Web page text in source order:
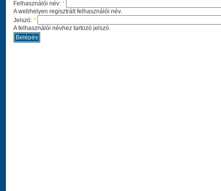
Felhasználói név: *
A webhelyen regisztrált felhasználói név.
Jelszó: *
A felhasználói névhez tartozó jelszó.